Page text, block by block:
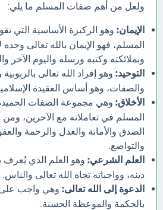
ولعل من أهم صفات المسلم ما يلي:
الإيمان: وهو الركيزة الأساسية التي
المسلم، فهو الإيمان بالله تعالى
وبملائكته وكتبه ورسله واليوم الآخر
التوحيد: وهو إفراد الله تعالى بالربوبية
والصفات، وهو أساس العقيدة
الأخلاق: وهي مجموعة الصفات الحميدة
المسلم في تعاملاته مع الآخرين، ومن
الصدق والأمانة والعدل والرحمة
والتواضع.
العلم الشرعي: وهو العلم الذي يُعرف
دينه، وواجباته تجاه الله تعالى والناس.
الدعوة إلى الله تعالى: وهي واجب
بالحكمة والموعظة الحسنة.